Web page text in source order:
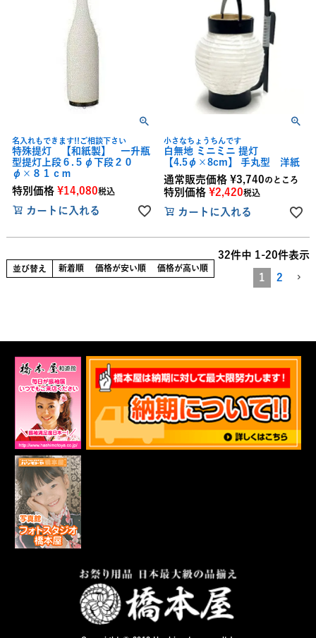
名入れもできます!!ご相談下さい
特殊提灯 【和紙製】 一升瓶
型提灯上段６.５φ下段２０
φ×８１ｃｍ
特別価格 ¥14,080税込
カートに入れる
小さなちょうちんです
白無地 ミニミニ 提灯
【4.5φ×8cm】 手丸型 洋紙
通常販売価格 ¥3,740のところ
特別価格 ¥2,420税込
カートに入れる
並び替え 新着順 価格が安い順 価格が高い順
32件中 1-20件表示
1 2